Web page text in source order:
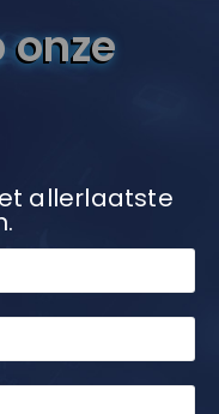
onze
allerlaatste